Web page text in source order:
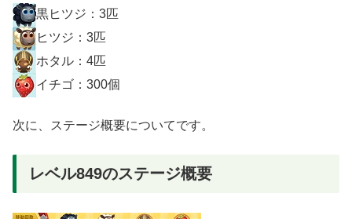
黒ヒツジ：3匹
ヒツジ：3匹
ホタル：4匹
イチゴ：300個
次に、ステージ概要についてです。
レベル849のステージ概要